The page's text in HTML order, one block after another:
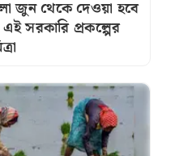
জুন থেকে দেওয়া হবে
এই সরকারি প্রকল্পের